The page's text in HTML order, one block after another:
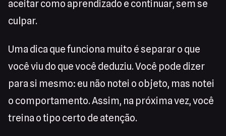
aceitar como aprendizado e continuar, sem se
culpar.
Uma dica que funciona muito é separar o que
você viu do que você deduziu. Você pode dizer
para si mesmo: eu não notei o objeto, mas notei
o comportamento. Assim, na próxima vez, você
treina o tipo certo de atenção.